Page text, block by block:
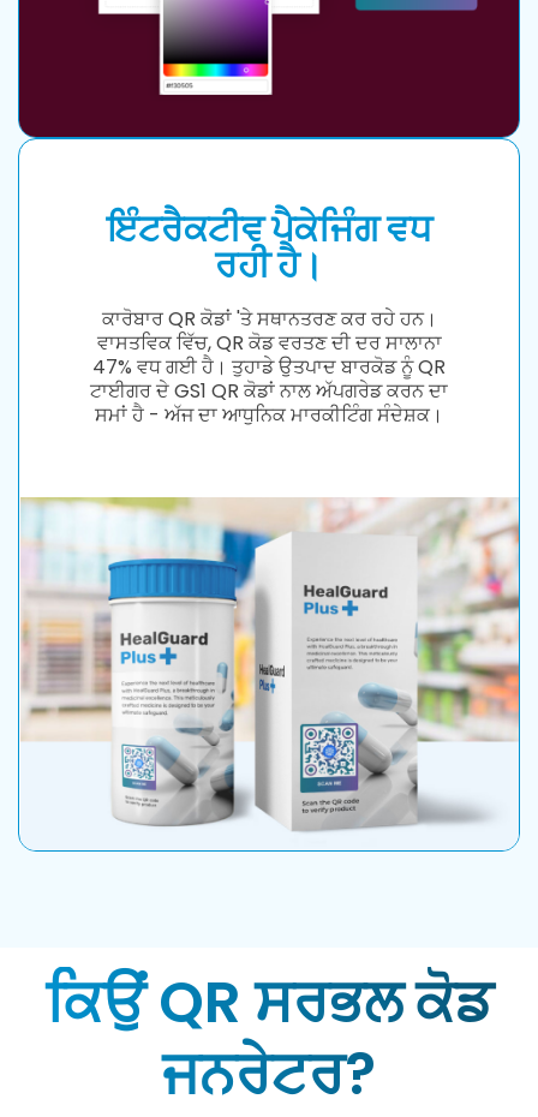
ਇੰਟਰੈਕਟੀਵ ਪੈਕੇਜਿੰਗ ਵਧ
ਰਹੀ ਹੈ।
ਕਾਰੋਬਾਰ QR ਕੋਡਾਂ 'ਤੇ ਸਥਾਨਤਰਣ ਕਰ ਰਹੇ ਹਨ।
ਵਾਸਤਵਿਕ ਵਿੱਚ, QR ਕੋਡ ਵਰਤਣ ਦੀ ਦਰ ਸਾਲਾਨਾ
47% ਵਧ ਗਈ ਹੈ। ਤੁਹਾਡੇ ਉਤਪਾਦ ਬਾਰਕੋਡ ਨੂੰ QR
ਟਾਈਗਰ ਦੇ GS1 QR ਕੋਡਾਂ ਨਾਲ ਅੱਪਗਰੇਡ ਕਰਨ ਦਾ
ਸਮਾਂ ਹੈ - ਅੱਜ ਦਾ ਆਧੁਨਿਕ ਮਾਰਕੀਟਿੰਗ ਸੰਦੇਸ਼ਕ।
ਕਿਉਂ QR ਸਰਭਲ ਕੋਡ
ਜਨਰੇਟਰ?